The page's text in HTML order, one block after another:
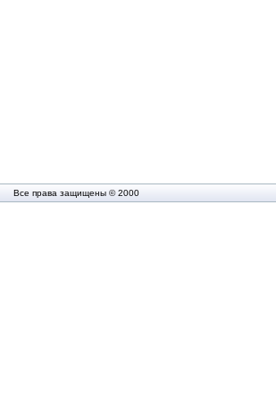
Все права защищены © 2000